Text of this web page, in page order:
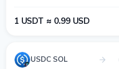
1​ USDT ≈ 0​.9​9​ USD
USDC SOL